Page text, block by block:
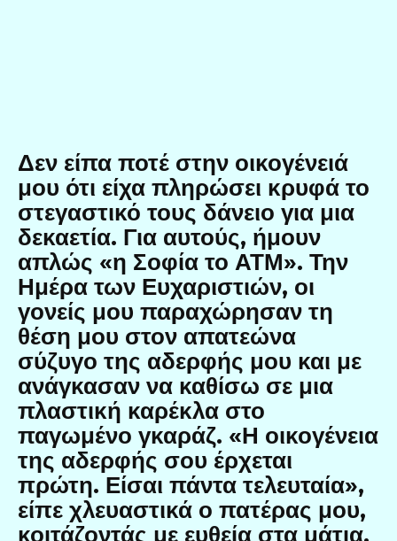
Δεν είπα ποτέ στην οικογένειά
μου ότι είχα πληρώσει κρυφά το
στεγαστικό τους δάνειο για μια
δεκαετία. Για αυτούς, ήμουν
απλώς «η Σοφία το ΑΤΜ». Την
Ημέρα των Ευχαριστιών, οι
γονείς μου παραχώρησαν τη
θέση μου στον απατεώνα
σύζυγο της αδερφής μου και με
ανάγκασαν να καθίσω σε μια
πλαστική καρέκλα στο
παγωμένο γκαράζ. «Η οικογένεια
της αδερφής σου έρχεται
πρώτη. Είσαι πάντα τελευταία»,
είπε χλευαστικά ο πατέρας μου,
κοιτάζοντάς με ευθεία στα μάτια.